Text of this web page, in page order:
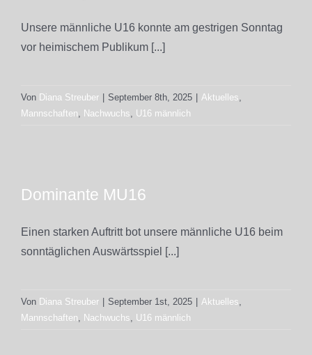
Unsere männliche U16 konnte am gestrigen Sonntag
vor heimischem Publikum [...]
Von Diana Streuber September 8th, 2025 Aktuelles
Mannschaften
Nachwuchs U16 männlich
Dominante MU16
Einen starken Auftritt bot unsere männliche U16 beim
sonntäglichen Auswärtsspiel [...]
Von Diana Streuber September 1st, 2025 Aktuelles
Mannschaften
Nachwuchs U16 männlich